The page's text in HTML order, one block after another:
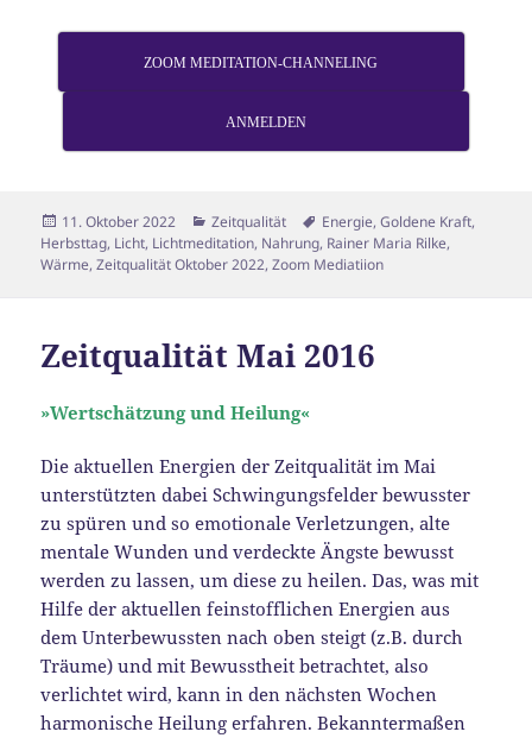
ZOOM MEDITATION-CHANNELING
ANMELDEN
Veröffentlicht
am
11. Oktober 2022 Kategorien
Zeitqualität Schlagwörter
Energie,Goldene Kraft,
Herbsttag, Licht, Lichtmeditation, Nahrung, Rainer Maria Rilke,
Wärme,Zeitqualität Oktober 2022,Zoom Mediatiion
Zeitqualität Mai 2016
»Wertschätzung und Heilung«
Die aktuellen Energien der Zeitqualität im Mai
unterstützten dabei Schwingungsfelder bewusster
zu spüren und so emotionale Verletzungen, alte
mentale Wunden und verdeckte Ängste bewusst
werden zu lassen, um diese zu heilen. Das, was mit
Hilfe der aktuellen feinstofflichen Energien aus
dem Unterbewussten nach oben steigt (z.B. durch
Träume) und mit Bewusstheit betrachtet, also
verlichtet wird, kann in den nächsten Wochen
harmonische Heilung erfahren. Bekanntermaßen